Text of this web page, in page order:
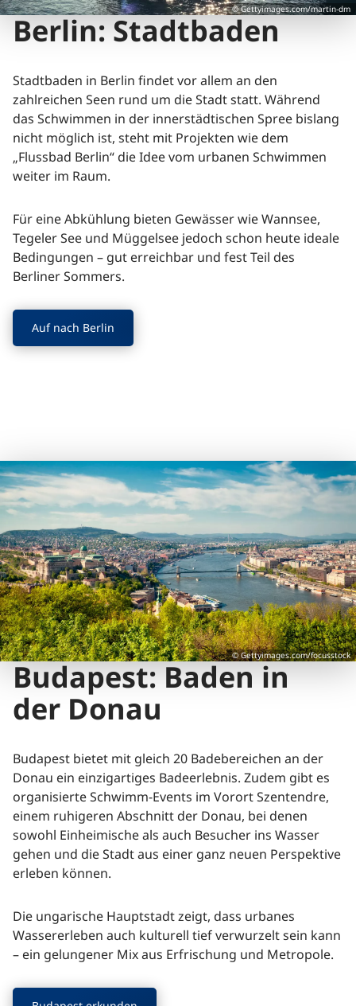
Berlin: Stadtbaden
Stadtbaden in Berlin findet vor allem an den
zahlreichen Seen rund um die Stadt statt. Während
das Schwimmen in der innerstädtischen Spree bislang
nicht möglich ist, steht mit Projekten wie dem
„Flussbad Berlin“ die Idee vom urbanen Schwimmen
weiter im Raum.
Für eine Abkühlung bieten Gewässer wie Wannsee,
Tegeler See und Müggelsee jedoch schon heute ideale
Bedingungen – gut erreichbar und fest Teil des
Berliner Sommers.
Auf nach Berlin
© Gettyimages.com/martin-dm
Budapest: Baden in
der Donau
Budapest bietet mit gleich 20 Badebereichen an der
Donau ein einzigartiges Badeerlebnis. Zudem gibt es
organisierte Schwimm-Events im Vorort Szentendre,
einem ruhigeren Abschnitt der Donau, bei denen
sowohl Einheimische als auch Besucher ins Wasser
gehen und die Stadt aus einer ganz neuen Perspektive
erleben können.
Die ungarische Hauptstadt zeigt, dass urbanes
Wassererleben auch kulturell tief verwurzelt sein kann
– ein gelungener Mix aus Erfrischung und Metropole.
© Gettyimages.com/focusstock